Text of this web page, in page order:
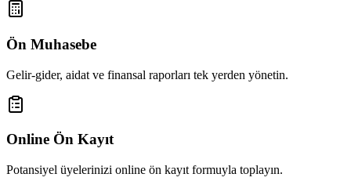
Ön Muhasebe
Gelir-gider, aidat ve finansal raporları tek yerden yönetin.
Online Ön Kayıt
Potansiyel üyelerinizi online ön kayıt formuyla toplayın.